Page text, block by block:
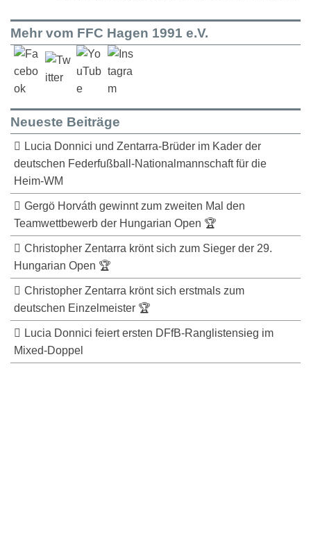
Mehr vom FFC Hagen 1991 e.V.
Neueste Beiträge
Lucia Donnici und Zentarra-Brüder im Kader der
deutschen Federfußball-Nationalmannschaft für die
Heim-WM
Gergö Horváth gewinnt zum zweiten Mal den
Teamwettbewerb der Hungarian Open 🏆
Christopher Zentarra krönt sich zum Sieger der 29.
Hungarian Open 🏆
Christopher Zentarra krönt sich erstmals zum
deutschen Einzelmeister 🏆
Lucia Donnici feiert ersten DFfB-Ranglistensieg im
Mixed-Doppel